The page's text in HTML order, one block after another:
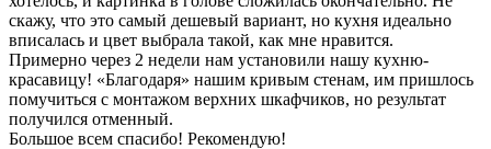
скажу, что это самый дешевый вариант, но кухня идеально
вписалась и цвет выбрала такой, как мне нравится.
Примерно через 2 недели нам установили нашу кухню-
красавицу! «Благодаря» нашим кривым стенам, им пришлось
помучиться с монтажом верхних шкафчиков, но результат
получился отменный.
Большое всем спасибо! Рекомендую!